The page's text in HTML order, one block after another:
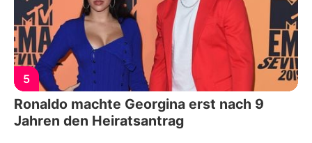
5
Ronaldo machte Georgina erst nach 9
Jahren den Heiratsantrag